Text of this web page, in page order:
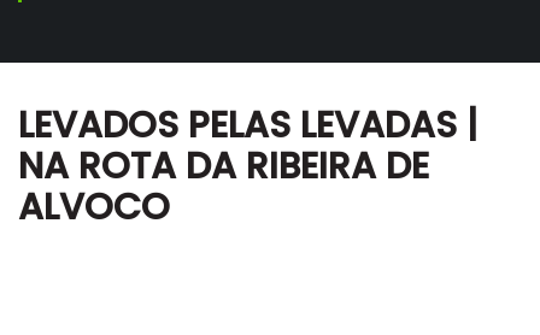
LEVADOS PELAS LEVADAS |
NA ROTA DA RIBEIRA DE
ALVOCO